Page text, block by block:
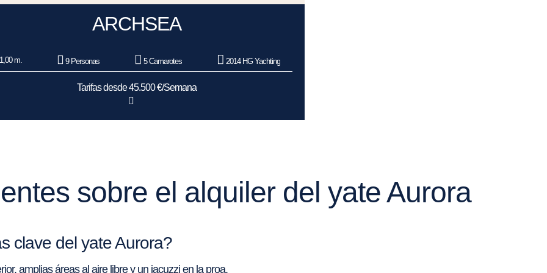
ARCHSEA
m. 9 Personas 5 Camarotes 2014 HG Yachting
Tarifas desde 45.500 €/Semana
sobre el alquiler del yate Aurora
clave del yate Aurora?
amplias áreas al aire libre y un jacuzzi en la proa.